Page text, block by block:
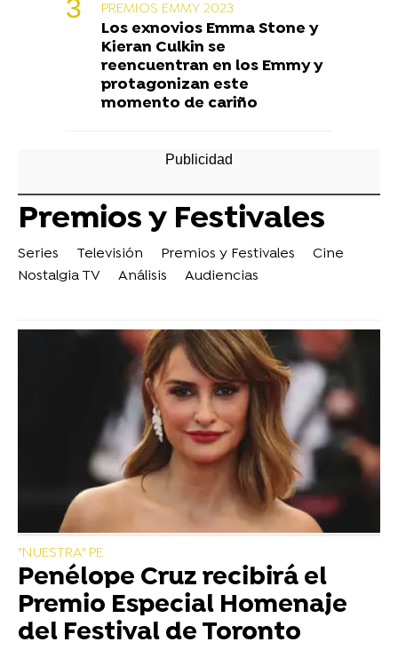
PREMIOS EMMY 2023
Los exnovios Emma Stone y
Kieran Culkin se
reencuentran en los Emmy y
protagonizan este
momento de cariño
Premios y Festivales
Series Televisión Premios y Festivales
Cine
Nostalgia TV
Análisis Audiencias
"NUESTRA" PE
Penélope Cruz recibirá el
Premio Especial Homenaje
del Festival de Toronto